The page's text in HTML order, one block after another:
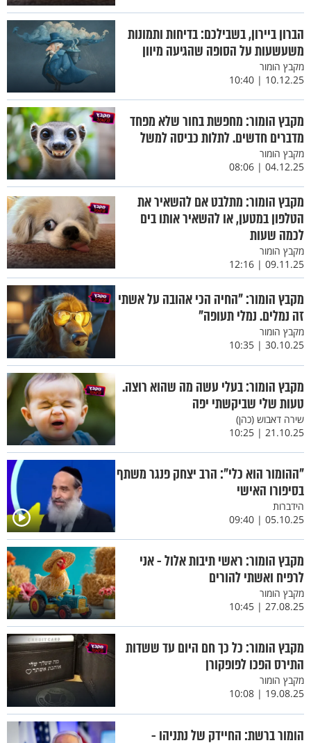
הברון ביירון, בשבילכם: בדיחות ותמונות
משעשעות על הסופה שהגיעה מיוון
מקבץ הומור
10.12.25 | 10:40
מקבץ הומור: מחפשת בחור שלא מפחד
מדברים חדשים. לתלות כביסה למשל
מקבץ הומור
04.12.25 | 08:06
מקבץ הומור: מתלבט אם להשאיר את
הטלפון במטען, או להשאיר אותו בים
לכמה שעות
מקבץ הומור
09.11.25 | 12:16
מקבץ הומור: "החיה הכי אהובה על אשתי
זה נמלים. נמלי תעופה"
מקבץ הומור
30.10.25 | 10:35
מקבץ הומור: בעלי עשה מה שהוא רוצה.
טעות שלי שביקשתי יפה
שירה דאבוש (כהן)
21.10.25 | 10:25
"ההומור הוא כלי": הרב יצחק פנגר משתף
בסיפורו האישי
הידברות
05.10.25 | 09:40
מקבץ הומור: ראשי תיבות אלול - אני
לרפיח ואשתי להורים
מקבץ הומור
27.08.25 | 10:45
מקבץ הומור: כל כך חם היום עד ששדות
התירס הפכו לפופקורן
מקבץ הומור
19.08.25 | 10:08
הומור ברשת: החיידק של נתניהו -